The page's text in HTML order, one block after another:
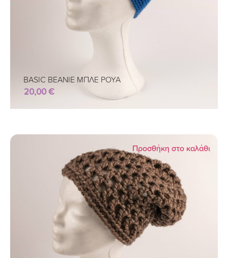
BASIC BEANIE ΜΠΛΕ ΡΟΥΑ
20,00€
Προσθήκη στο καλάθι